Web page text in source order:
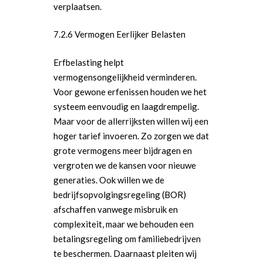
verplaatsen.
7.2.6 Vermogen Eerlijker Belasten
Erfbelasting helpt
vermogensongelijkheid verminderen.
Voor gewone erfenissen houden we het
systeem eenvoudig en laagdrempelig.
Maar voor de allerrijksten willen wij een
hoger tarief invoeren. Zo zorgen we dat
grote vermogens meer bijdragen en
vergroten we de kansen voor nieuwe
generaties. Ook willen we de
bedrijfsopvolgingsregeling (BOR)
afschaffen vanwege misbruik en
complexiteit, maar we behouden een
betalingsregeling om familiebedrijven
te beschermen. Daarnaast pleiten wij